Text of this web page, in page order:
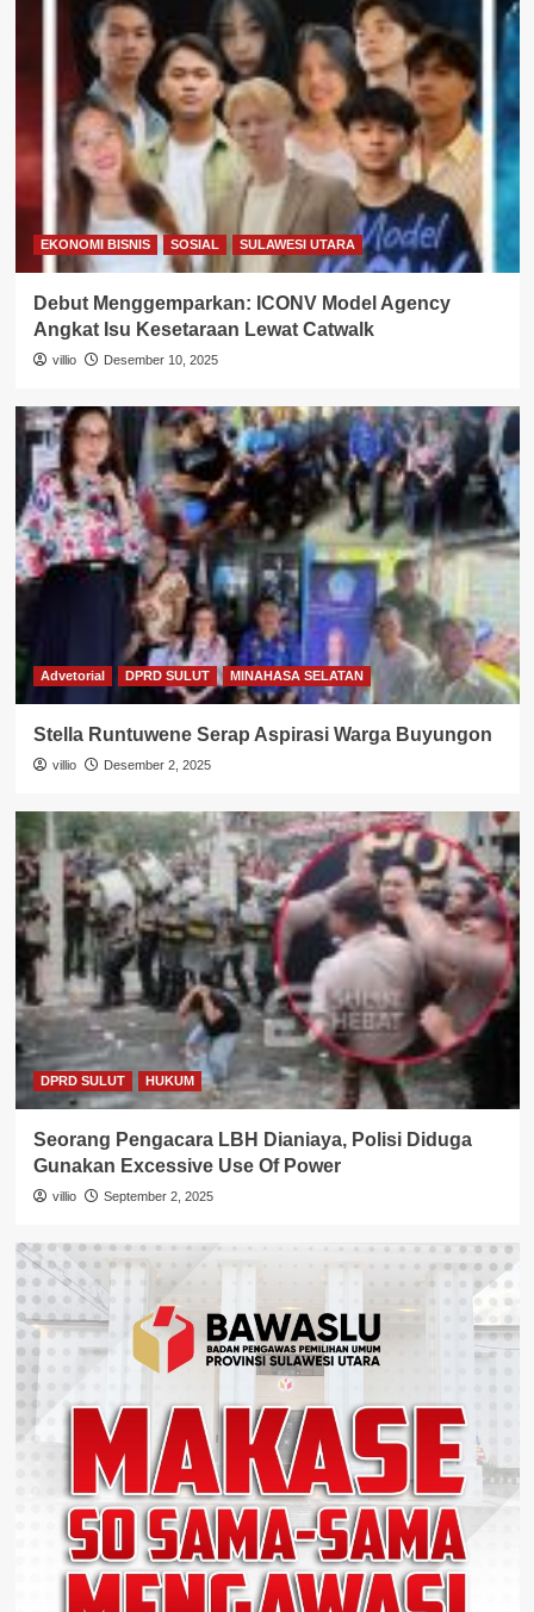
EKONOMI BISNIS SOSIAL SULAWESI UTARA
Debut Menggemparkan: ICONV Model Agency
Angkat Isu Kesetaraan Lewat Catwalk
villio Desember 10, 2025
Advetorial DPRD SULUT MINAHASA SELATAN
Stella Runtuwene Serap Aspirasi Warga Buyungon
villio Desember 2, 2025
DPRD SULUT HUKUM
Seorang Pengacara LBH Dianiaya, Polisi Diduga
Gunakan Excessive Use Of Power
villio September 2, 2025